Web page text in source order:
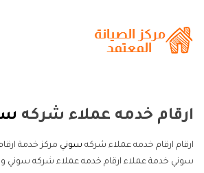
ارقام خدمه عملاء شركه
ارقام ارقام خدمه عملاء شركه سوني مركز خدمة
سوني خدمة عملاء ارقام خدمه عملاء شركه سوني و